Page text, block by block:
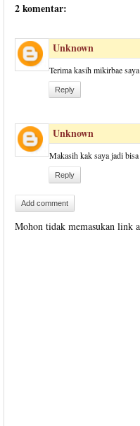
2 komentar:
Unknown
Terima kasih mikirbae
Reply
Unknown
Makasih kak saya jadi
Reply
Add comment
Mohon tidak memasukan link